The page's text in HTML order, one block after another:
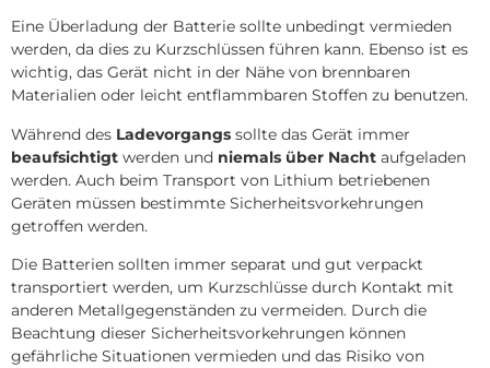
Eine Überladung der Batterie sollte unbedingt vermieden
werden, da dies zu Kurzschlüssen führen kann. Ebenso ist es
wichtig, das Gerät nicht in der Nähe von brennbaren
Materialien oder leicht entflammbaren Stoffen zu benutzen.
Während des Ladevorgangs sollte das Gerät immer
beaufsichtigt werden und niemals über Nacht aufgeladen
werden. Auch beim Transport von Lithium betriebenen
Geräten müssen bestimmte Sicherheitsvorkehrungen
getroffen werden.
Die Batterien sollten immer separat und gut verpackt
transportiert werden, um Kurzschlüsse durch Kontakt mit
anderen Metallgegenständen zu vermeiden. Durch die
Beachtung dieser Sicherheitsvorkehrungen können
gefährliche Situationen vermieden und das Risiko von